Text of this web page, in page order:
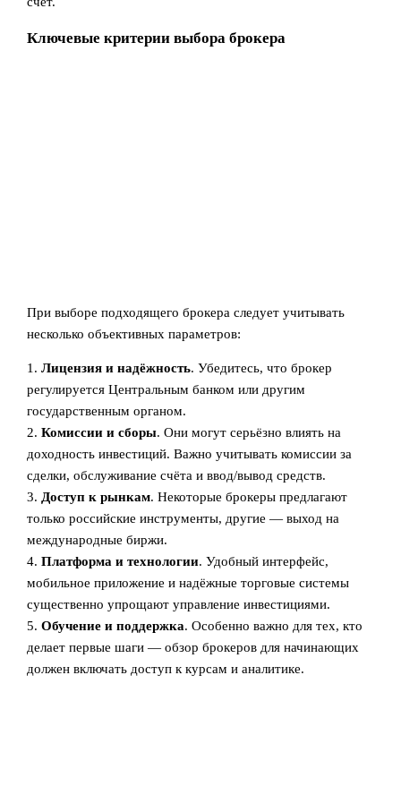
Ключевые критерии выбора брокера
При выборе подходящего брокера следует учитывать
несколько объективных параметров:
1.Лицензия и надёжность. Убедитесь, что брокер
регулируется Центральным банком или другим
государственным органом.
2.Комиссии и сборы. Они могут серьёзно влиять на
доходность инвестиций. Важно учитывать комиссии за
сделки, обслуживание счёта и ввод/вывод средств.
3. Доступ к рынкам. Некоторые брокеры предлагают
только российские инструменты, другие — выход на
международные биржи.
4.Платформа и технологии. Удобный интерфейс,
мобильное приложение и надёжные торговые системы
существенно упрощают управление инвестициями.
5.Обучение и поддержка. Особенно важно для тех, кто
делает первые шаги — обзор брокеров для начинающих
должен включать доступ к курсам и аналитике.